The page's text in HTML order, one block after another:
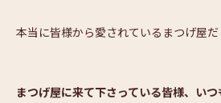
本当に皆様から愛されているまつげ屋
まつげ屋に来て下さっている皆様、い